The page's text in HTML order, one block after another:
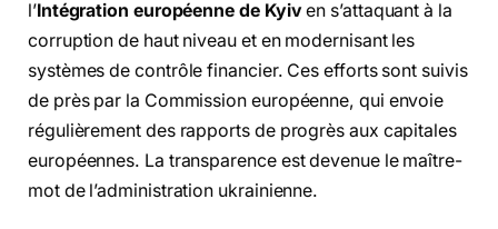
l’Intégration européenne de Kyiven s’attaquant à la
corruption de haut niveau et en modernisant les
systèmes de contrôle financier. Ces efforts sont suivis
de près par la Commission européenne, qui envoie
régulièrement des rapports de progrès aux capitales
européennes. La transparence est devenue le maître-
mot de l’administration ukrainienne.